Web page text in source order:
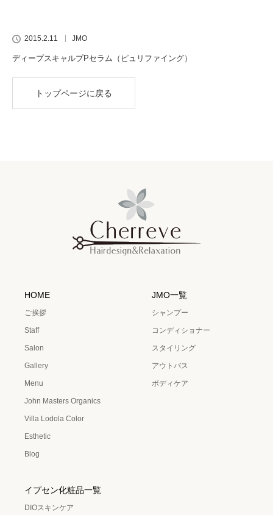
2015.2.11 JMO
ディープスキャルプPセラム（ピュリファイング）
トップページに戻る
HOME
ご挨拶
Staff
Salon
Gallery
Menu
John Masters Organics
Villa Lodola Color
Esthetic
Blog
JMO一覧
シャンプー
コンディショナー
スタイリング
アウトバス
ボディケア
イプセン化粧品一覧
DIOスキンケア